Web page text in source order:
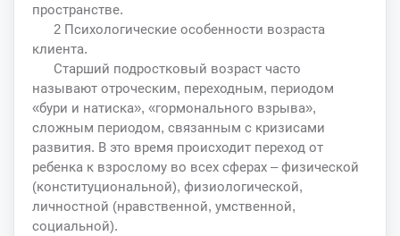
пространстве.
2 Психологические особенности возраста
клиента.
Старший подростковый возраст часто
называют отроческим, переходным, периодом
«бури и натиска», «гормонального взрыва»,
сложным периодом, связанным с кризисами
развития. В это время происходит переход от
ребенка к взрослому во всех сферах – физической
(конституциональной), физиологической,
личностной (нравственной, умственной,
социальной).